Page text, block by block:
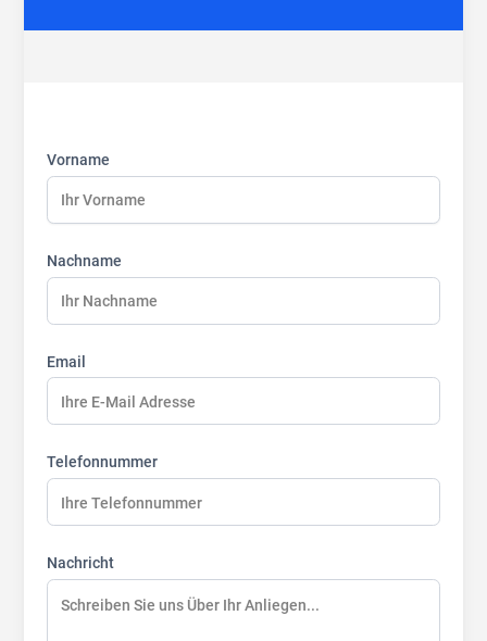
name:
name:
name:
Vorname
Nachname
Email
Telefonnummer
Nachricht